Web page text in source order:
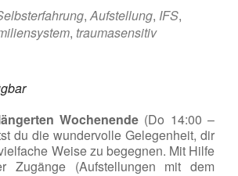
,Aufstellung, IFS,
, traumasensitiv
Wochenende (Do 14:00 –
du die wundervolle Gelegenheit, dir
Weise zu begegnen. Mit Hilfe
Zugänge (Aufstellungen mit dem